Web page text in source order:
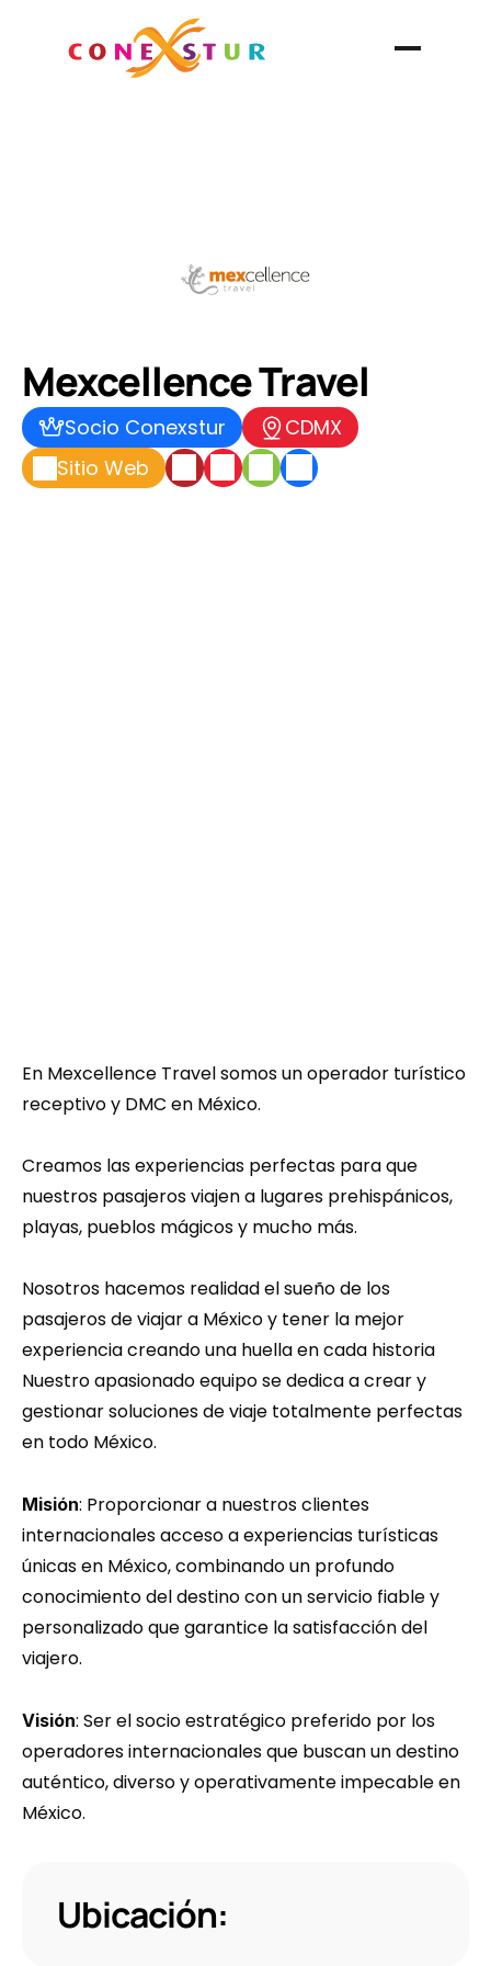
Mexcellence Travel
Socio Conexstur
CDMX
Sitio Web
En Mexcellence Travel somos un operador turístico
receptivo y DMC en México.
Creamos las experiencias perfectas para que
nuestros pasajeros viajen a lugares prehispánicos,
playas, pueblos mágicos y mucho más.
Nosotros hacemos realidad el sueño de los
pasajeros de viajar a México y tener la mejor
experiencia creando una huella en cada historia
Nuestro apasionado equipo se dedica a crear y
gestionar soluciones de viaje totalmente perfectas
en todo México.
Misión: Proporcionar a nuestros clientes
internacionales acceso a experiencias turísticas
únicas en México, combinando un profundo
conocimiento del destino con un servicio fiable y
personalizado que garantice la satisfacción del
viajero.
Visión: Ser el socio estratégico preferido por los
operadores internacionales que buscan un destino
auténtico, diverso y operativamente impecable en
México.
Ubicación: